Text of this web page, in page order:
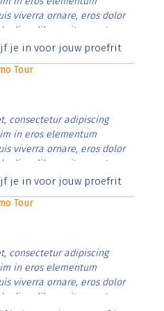
viverra ornare, eros dolor
diam libero vitae erat.
cursus id rutrum lorem
je in voor jouw proefrit
Tour
consectetur adipiscing
in eros elementum
viverra ornare, eros dolor
diam libero vitae erat.
cursus id rutrum lorem
je in voor jouw proefrit
Tour
consectetur adipiscing
in eros elementum
viverra ornare, eros dolor
diam libero vitae erat.